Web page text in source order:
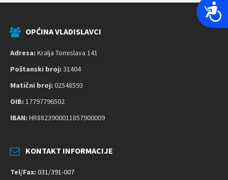
P
r
OPĆINA VLADISLAVCI
Adresa: Kralja Tomislava 141
Poštanski broj: 31404
Matični broj: 02548593
OIB: 17797796502
IBAN: HR8823900011857900009
KONTAKT INFORMACIJE
Tel/Fax: 031/391-007